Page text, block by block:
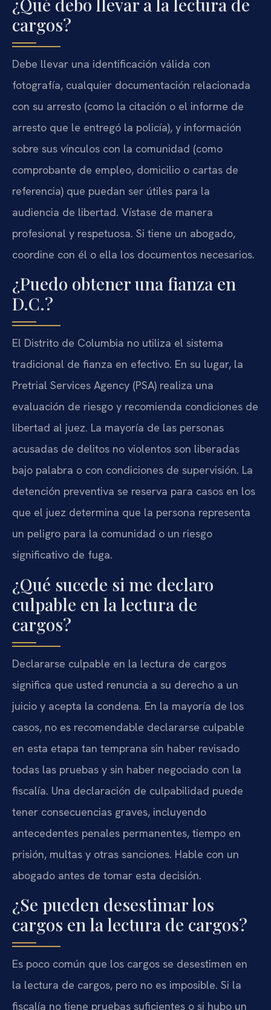
cargos?
Debe llevar una identificación válida con
fotografía, cualquier documentación relacionada
con su arresto (como la citación o el informe de
arresto que le entregó la policía), y información
sobre sus vínculos con la comunidad (como
comprobante de empleo, domicilio o cartas de
referencia) que puedan ser útiles para la
audiencia de libertad. Vístase de manera
profesional y respetuosa. Si tiene un abogado,
coordine con él o ella los documentos necesarios.
¿Puedo obtener una fianza en
D.C.?
El Distrito de Columbia no utiliza el sistema
tradicional de fianza en efectivo. En su lugar, la
Pretrial Services Agency (PSA) realiza una
evaluación de riesgo y recomienda condiciones de
libertad al juez. La mayoría de las personas
acusadas de delitos no violentos son liberadas
bajo palabra o con condiciones de supervisión. La
detención preventiva se reserva para casos en los
que el juez determina que la persona representa
un peligro para la comunidad o un riesgo
significativo de fuga.
¿Qué sucede si me declaro
culpable en la lectura de
cargos?
Declararse culpable en la lectura de cargos
significa que usted renuncia a su derecho a un
juicio y acepta la condena. En la mayoría de los
casos, no es recomendable declararse culpable
en esta etapa tan temprana sin haber revisado
todas las pruebas y sin haber negociado con la
fiscalía. Una declaración de culpabilidad puede
tener consecuencias graves, incluyendo
antecedentes penales permanentes, tiempo en
prisión, multas y otras sanciones. Hable con un
abogado antes de tomar esta decisión.
¿Se pueden desestimar los
cargos en la lectura de cargos?
Es poco común que los cargos se desestimen en
la lectura de cargos, pero no es imposible. Si la
fiscalía no tiene pruebas suficientes o si hubo un